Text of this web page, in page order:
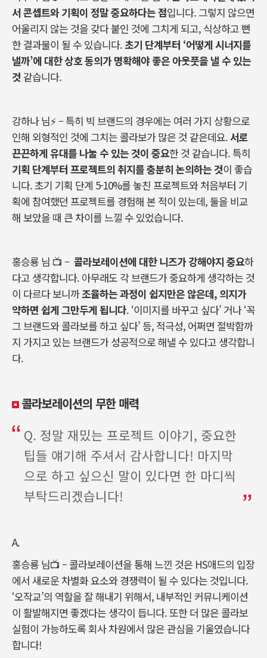
서 콘셉트와 기획이 정말 중요하다는 점입니다. 그렇지 않으면
어울리지 않는 것을 갖다 붙인 것에 그치게 되고, 식상하고 뻔
한 결과물이 될 수 있습니다.초기 단계부터 ‘어떻게 시너지를
낼까’에 대한 상호 동의가 명확해야 좋은 아웃풋을 낼 수 있는
것 같습니다.
강하나 님⚡–특히 빅 브랜드의 경우에는 여러 가지 상황으로
인해 외형적인 것에 그치는 콜라보가 많은 것 같은데요.서로
끈끈하게 유대를 나눌 수 있는 것이 중요한 것 같습니다. 특히
기획 단계부터 프로젝트의 취지를 충분히 논의하는 것이 좋습
니다.초기 기획 단계 5-10%를 놓친 프로젝트와 처음부터 기
획에 참여했던 프로젝트를 경험해 본 적이 있는데,둘을 비교
해 보았을 때 큰 차이를 느낄 수 있었습니다.
홍승룡 님 📺 – 콜라보레이션에 대한 니즈가 강해야지 중요하
다고 생각합니다. 아무래도 각 브랜드가 중요하게 생각하는 것
이 다르다 보니까조율하는 과정이 쉽지만은 않은데, 의지가
약하면 쉽게 그만두게 됩니다. ‘이미지를 바꾸고 싶다’ 거나‘꼭
그 브랜드와 콜라보를 하고 싶다’ 등, 적극성, 어쩌면 절박함까
지 가지고 있는 브랜드가 성공적으로 해낼 수 있다고 생각합니
다.
콜라보레이션의 무한 매력
Q. 정말 재밌는 프로젝트 이야기, 중요한
팁들 얘기해 주셔서 감사합니다! 마지막
으로 하고 싶으신 말이 있다면 한 마디씩
부탁드리겠습니다!
A.
홍승룡 님📺 –콜라보레이션을 통해 느낀 것은 HS애드의 입장
에서 새로운 차별화 요소와 경쟁력이 될 수 있다는 것입니다.
‘오작교’의 역할을 잘 해내기 위해서, 내부적인 커뮤니케이션
이 활발해지면 좋겠다는 생각이 듭니다.또한 더 많은 콜라보
실험이 가능하도록 회사 차원에서 많은 관심을 기울였습니다
합니다!